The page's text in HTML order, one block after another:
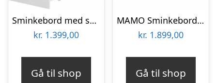
Sminkebord med spejl i MDF og polyester H90 x B48 x D40 cm – Hvid
kr. 1.399,00
Gå til shop
MAMO Sminkebord med spejl – 105x35cm Marineblå
kr. 1.899,00
Gå til shop